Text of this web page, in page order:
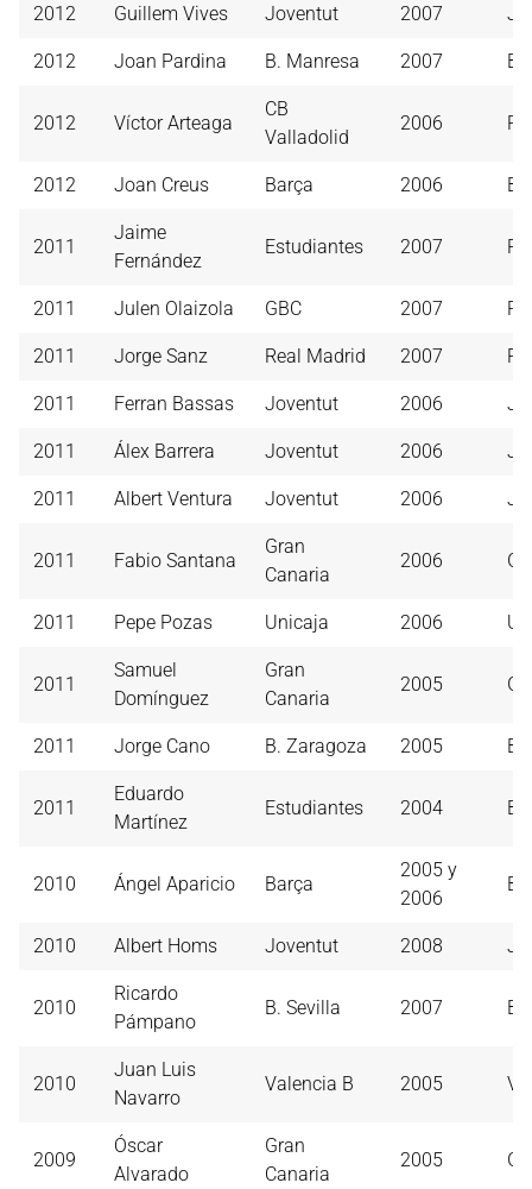
2012 Guillem Vives Joventut 2007
2012 Joan Pardina B. Manresa 2007
2012 Víctor Arteaga
CB
Valladolid
2006
2012 Joan Creus Barça 2006
2011
Jaime
Fernández
Estudiantes 2007
2011 Julen Olaizola GBC 2007
2011 Jorge Sanz Real Madrid 2007
2011 Ferran Bassas Joventut 2006
2011 Álex Barrera Joventut 2006
2011 Albert Ventura Joventut 2006
2011 Fabio Santana
Gran
Canaria
2006
2011 Pepe Pozas Unicaja 2006
2011
Samuel
Domínguez
Gran
Canaria
2005
2011 Jorge Cano B. Zaragoza 2005
2011
Eduardo
Martínez
Estudiantes 2004
2010 Ángel Aparicio Barça
2005 y
2006
2010 Albert Homs Joventut 2008
2010
Ricardo
Pámpano
B. Sevilla 2007 B.
2010
Juan Luis
Navarro
Valencia B 2005
2009
Óscar
Alvarado
Gran
Canaria
2005